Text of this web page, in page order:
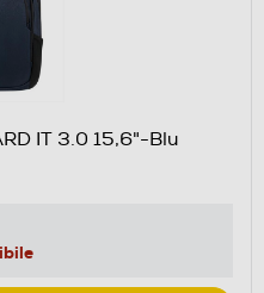
IT 3.0 15,6"-Blu